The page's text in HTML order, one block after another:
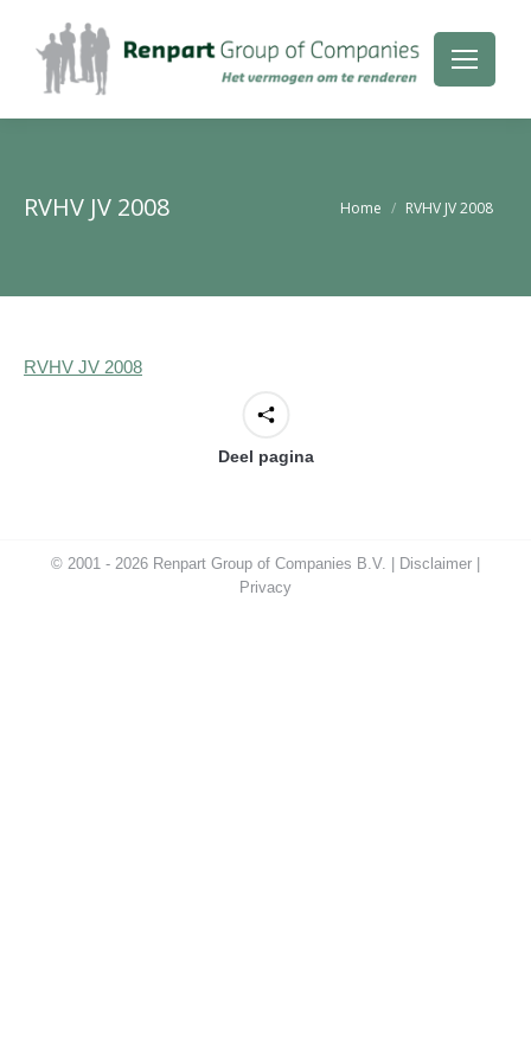
RVHV JV 2008 Je bent hier:
Home RVHV JV 2008
RVHV JV 2008
Deel pagina
© 2001 - 2026 Renpart Group of Companies B.V. | Disclaimer
Privacy